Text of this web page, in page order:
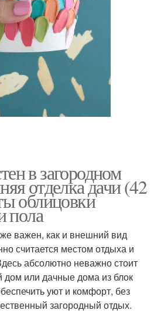
в загородном
отделка дачи (42
облицовки
пола
важен, как и внешний вид
считается местом отдыха и
абсолютно неважно стоит
дом или дачные дома из блок
уют и комфорт, без
загородный отдых.